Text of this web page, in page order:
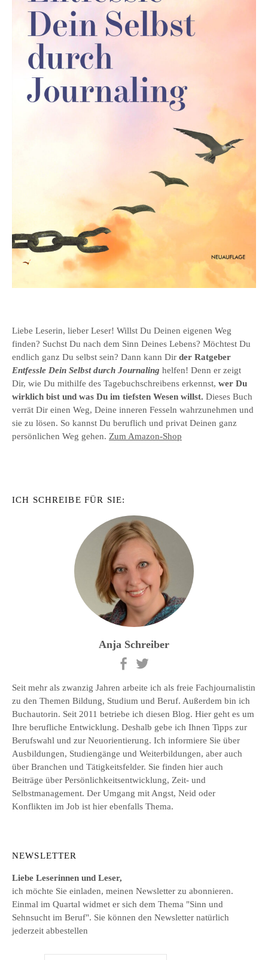
Liebe Leserin, lieber Leser! Willst Du Deinen eigenen Weg
finden? Suchst Du nach dem Sinn Deines Lebens? Möchtest Du
endlich ganz Du selbst sein? Dann kann Dir der Ratgeber
Entfessle Dein Selbst durch Journaling helfen! Denn er zeigt
Dir, wie Du mithilfe des Tagebuchschreibens erkennst, wer Du
wirklich bist und was Du im tiefsten Wesen willst. Dieses Buch
verrät Dir einen Weg, Deine inneren Fesseln wahrzunehmen und
sie zu lösen. So kannst Du beruflich und privat Deinen ganz
persönlichen Weg gehen. Zum Amazon-Shop
ICH SCHREIBE FÜR SIE:
Anja Schreiber
Seit mehr als zwanzig Jahren arbeite ich als freie Fachjournalistin
zu den Themen Bildung, Studium und Beruf. Außerdem bin ich
Buchautorin. Seit 2011 betriebe ich diesen Blog. Hier geht es um
Ihre berufliche Entwicklung. Deshalb gebe ich Ihnen Tipps zur
Berufswahl und zur Neuorientierung. Ich informiere Sie über
Ausbildungen, Studiengänge und Weiterbildungen, aber auch
über Branchen und Tätigkeitsfelder. Sie finden hier auch
Beiträge über Persönlichkeitsentwicklung, Zeit- und
Selbstmanagement. Der Umgang mit Angst, Neid oder
Konflikten im Job ist hier ebenfalls Thema.
NEWSLETTER
Liebe Leserinnen und Leser,
ich möchte Sie einladen, meinen Newsletter zu abonnieren.
Einmal im Quartal widmet er sich dem Thema "Sinn und
Sehnsucht im Beruf". Sie können den Newsletter natürlich
jederzeit abbestellen